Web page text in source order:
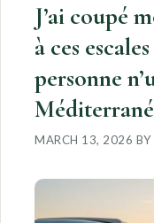
J’ai coupé
à ces
personne
MARCH 13, 2026 BY